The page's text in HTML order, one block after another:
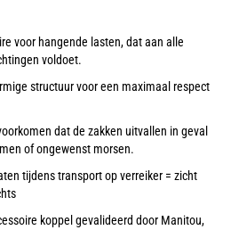
voor hangende lasten, dat aan alle
voldoet.
structuur voor een maximaal respect
dat de zakken uitvallen in geval
of ongewenst morsen.
tijdens transport op verreiker = zicht
koppel gevalideerd door Manitou,